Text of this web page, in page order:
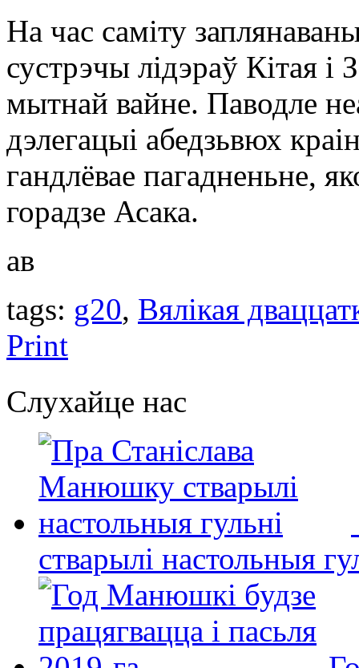
На час саміту
сустрэчы лідэраў Кітая
мытнай вайне. Паводле
дэлегацыі абедзьвюх
гандлёвае пагадненьне,
горадзе Асака.
ав
tags: g20, Вялікая
Print
Слухайце нас
стварылі настольныя